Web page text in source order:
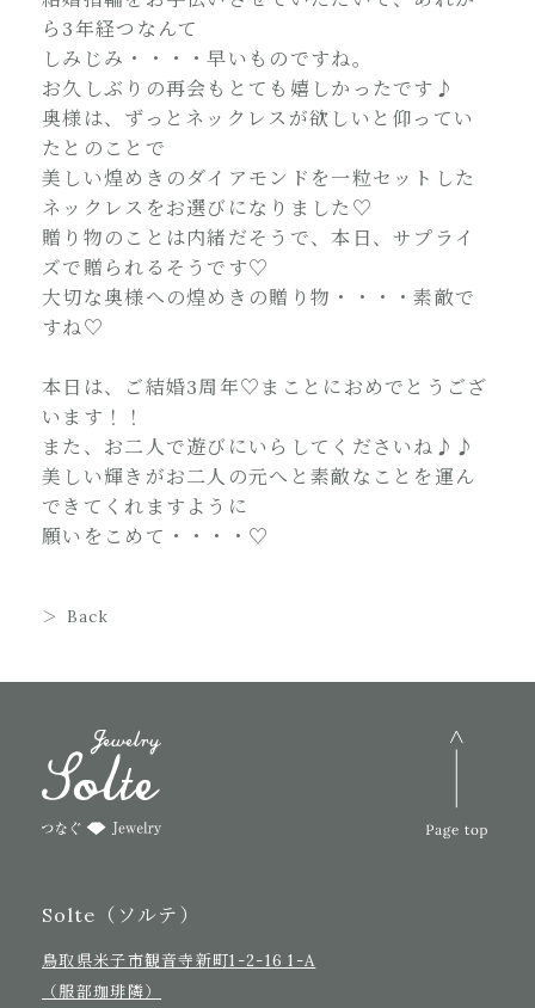
ら3年経つなんて
しみじみ・・・・早いものですね。
お久しぶりの再会もとても嬉しかったです♪
奥様は、ずっとネックレスが欲しいと仰ってい
たとのことで
美しい煌めきのダイアモンドを一粒セットした
ネックレスをお選びになりました♡
贈り物のことは内緒だそうで、本日、サプライ
ズで贈られるそうです♡
大切な奥様への煌めきの贈り物・・・・素敵で
すね♡
本日は、ご結婚3周年♡まことにおめでとうござ
います！！
また、お二人で遊びにいらしてくださいね♪♪
美しい輝きがお二人の元へと素敵なことを運ん
できてくれますように
願いをこめて・・・・♡
Back
Solte（ソルテ）
鳥取県米子市観音寺新町1-2-16 1-A
（服部珈琲隣）